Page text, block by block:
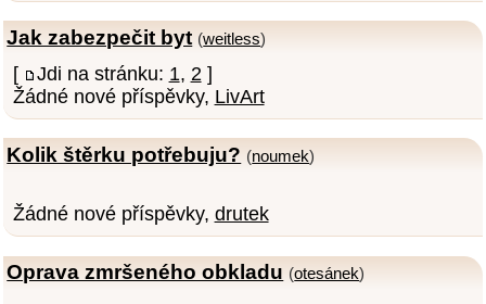
Jak zabezpečit byt (weitless)
[ Jdi na stránku: 1, 2]
Žádné nové příspěvky, LivArt
Kolik štěrku potřebuju? (noumek)
Žádné nové příspěvky, drutek
Oprava zmršeného obkladu (otesánek)